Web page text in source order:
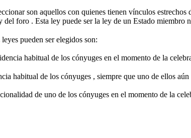
son aquellos con quienes tienen vínculos
del foro . Esta ley puede ser la ley de un Estado
pueden ser elegidos son:
habitual de los cónyuges en el momento de la
habitual de los cónyuges , siempre que uno de ellos
de uno de los cónyuges en el momento de la